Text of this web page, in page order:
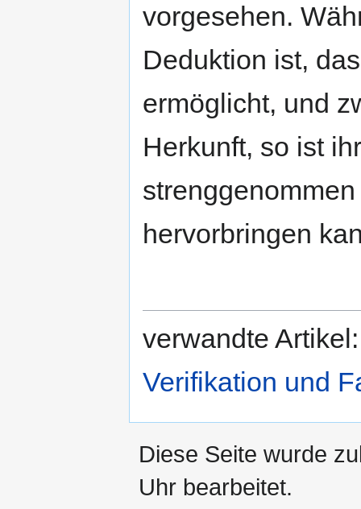
vorgesehen.
Deduktion ist,
ermöglicht, und
Herkunft, so ist
hervorbringen
verwandte
Verifikation und
Diese Seite wurde
Uhr bearbeitet.